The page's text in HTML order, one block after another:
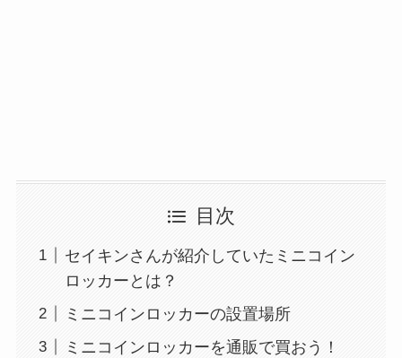
目次
セイキンさんが紹介していたミニコイン
ロッカーとは？
ミニコインロッカーの設置場所
ミニコインロッカーを通販で買おう！